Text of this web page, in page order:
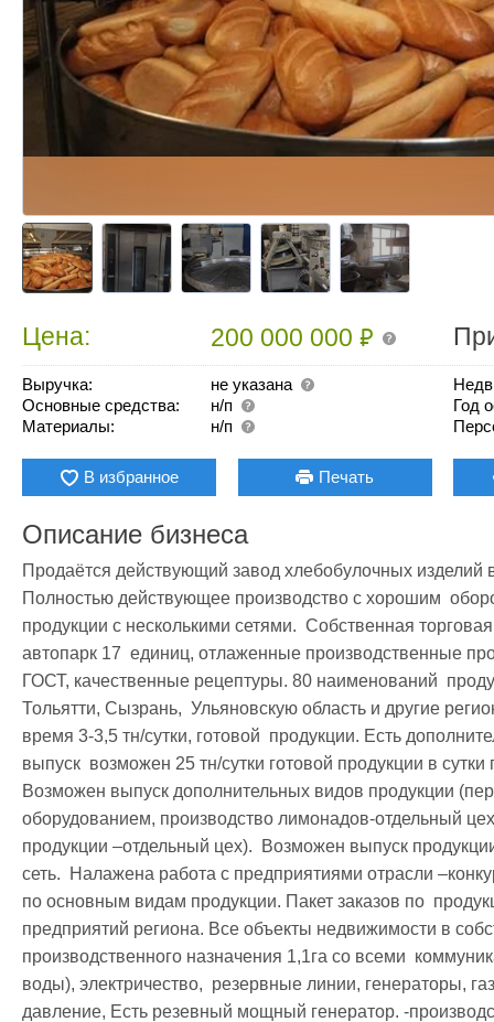
Цена: 200 000 000₽
Выручка:
не указана
Основные средства:
н/п
Материалы:
н/п
Год
В избранное Печать
Описание бизнеса
Продаётся действующий завод хлебобулочных изделий
Полностью действующее производство с хорошим
продукции с несколькими сетями.  Собственная
автопарк 17  единиц, отлаженные производственные
ГОСТ, качественные рецептуры. 80 наименований
Тольятти, Сызрань,  Ульяновскую область и другие
время 3-3,5 тн/сутки, готовой  продукции. Есть
выпуск  возможен 25 тн/сутки готовой продукции в
Возможен выпуск дополнительных видов продукции
оборудованием, производство лимонадов-отдельный
продукции –отдельный цех).  Возможен выпуск
сеть.  Налажена работа с предприятиями отрасли
по основным видам продукции. Пакет заказов по
предприятий региона. Все объекты недвижимости в
производственного назначения 1,1га со всеми
воды), электричество,  резервные линии, генераторы,
давление, Есть резевный мощный генератор. -